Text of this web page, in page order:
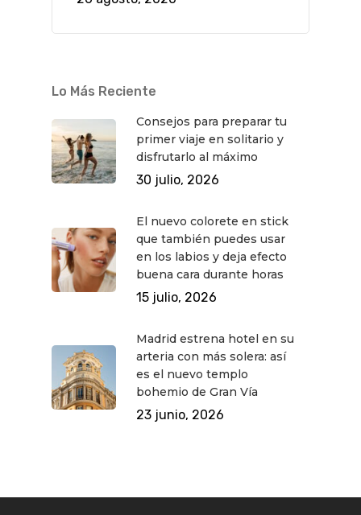
Lo Más Reciente
Consejos para preparar tu
primer viaje en solitario y
disfrutarlo al máximo
30 julio, 2026
El nuevo colorete en stick
que también puedes usar
en los labios y deja efecto
buena cara durante horas
15 julio, 2026
Madrid estrena hotel en su
arteria con más solera: así
es el nuevo templo
bohemio de Gran Vía
23 junio, 2026
Novedades
Bares Y Cafés
CONTACTO